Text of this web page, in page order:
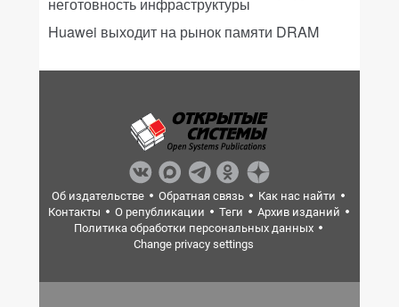
Huawei выходит на рынок памяти DRAM
Об издательстве Обратная связь
Как нас найти
Контакты
О републикации Теги
Архив изданий
Политика обработки персональных данных
Change privacy settings